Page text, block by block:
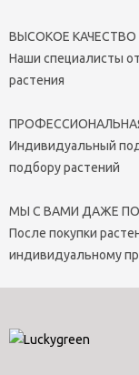
ВЫСОКОЕ
Наши специалисты
растения
Индивидуальный
подбору растений
МЫ С ВАМИ ДАЖЕ
После покупки
индивидуальному